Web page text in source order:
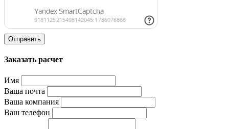
Отправить
Заказать расчет
Имя
Ваша почта
Ваша компания
Ваш телефон